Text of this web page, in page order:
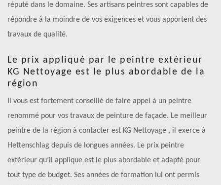
réputé dans le domaine. Ses artisans peintres sont capables de
répondre à la moindre de vos exigences et vous apportent des
travaux de qualité.
Le prix appliqué par le peintre extérieur
KG Nettoyage est le plus abordable de la
région
Il vous est fortement conseillé de faire appel à un peintre
renommé pour vos travaux de peinture de façade. Le meilleur
peintre de la région à contacter est KG Nettoyage , il exerce à
Hettenschlag depuis de longues années. Le prix peintre
extérieur qu’il applique est le plus abordable et adapté pour
tout type de budget. Ses années de formation lui ont permis